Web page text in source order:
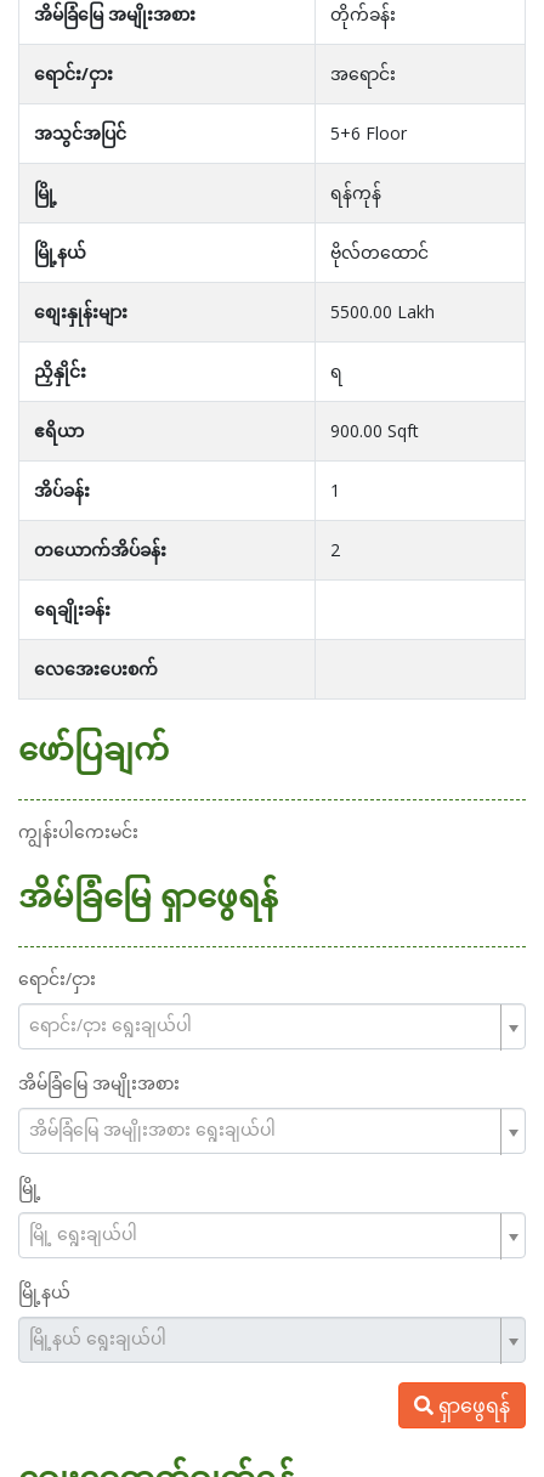
အိမ်ခြံမြေ အမျိုးအစား တိုက်ခန်း
ရောင်း/ငှား အရောင်း
အသွင်အပြင် 5+6 Floor
မြို့ ရန်ကုန်
မြို့နယ် ဗိုလ်တထောင်
စျေးနှုန်းများ 5500.00 Lakh
ညှိနှိုင်း ရ
ဧရိယာ 900.00 Sqft
အိပ်ခန်း 1
တယောက်အိပ်ခန်း 2
ရေချိုးခန်း
လေအေးပေးစက်
ဖော်ပြချက်
ကျွန်းပါကေးမင်း
အိမ်ခြံမြေ ရှာဖွေရန်
ရောင်း/ငှား
ရောင်း/ငှား ရွေးချယ်ပါ
အိမ်ခြံမြေ အမျိုးအစား
အိမ်ခြံမြေ အမျိုးအစား ရွေးချယ်ပါ
မြို့
မြို့ ရွေးချယ်ပါ
မြို့နယ်
မြို့နယ် ရွေးချယ်ပါ
ရှာဖွေရန်